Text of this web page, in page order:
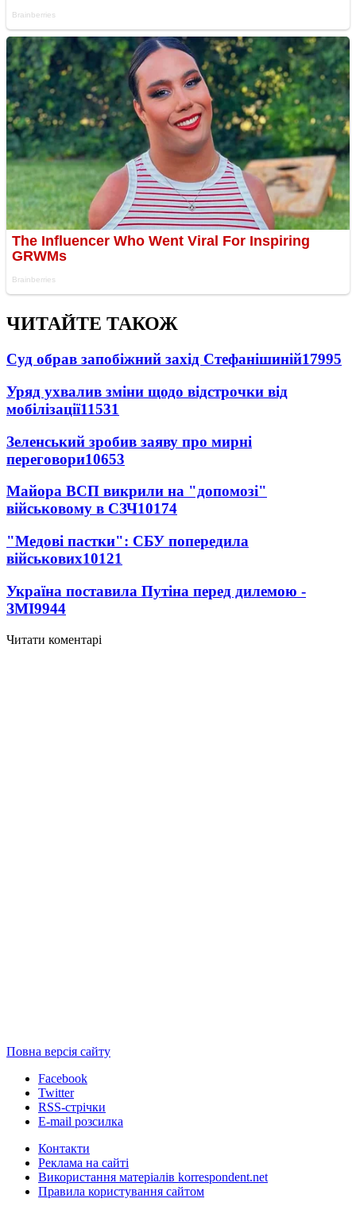
ЧИТАЙТЕ ТАКОЖ
Суд обрав запобіжний захід Стефанішиній17995
Уряд ухвалив зміни щодо відстрочки від
мобілізації11531
Зеленський зробив заяву про мирні
переговори10653
Майора ВСП викрили на "допомозі"
військовому в СЗЧ10174
"Медові пастки": СБУ попередила
військових10121
Україна поставила Путіна перед дилемою -
ЗМІ9944
Читати коментарі
Повна версія сайту
Facebook
Twitter
RSS-стрічки
E-mail розсилка
Контакти
Реклама на сайті
Використання матеріалів korrespondent.net
Правила користування сайтом